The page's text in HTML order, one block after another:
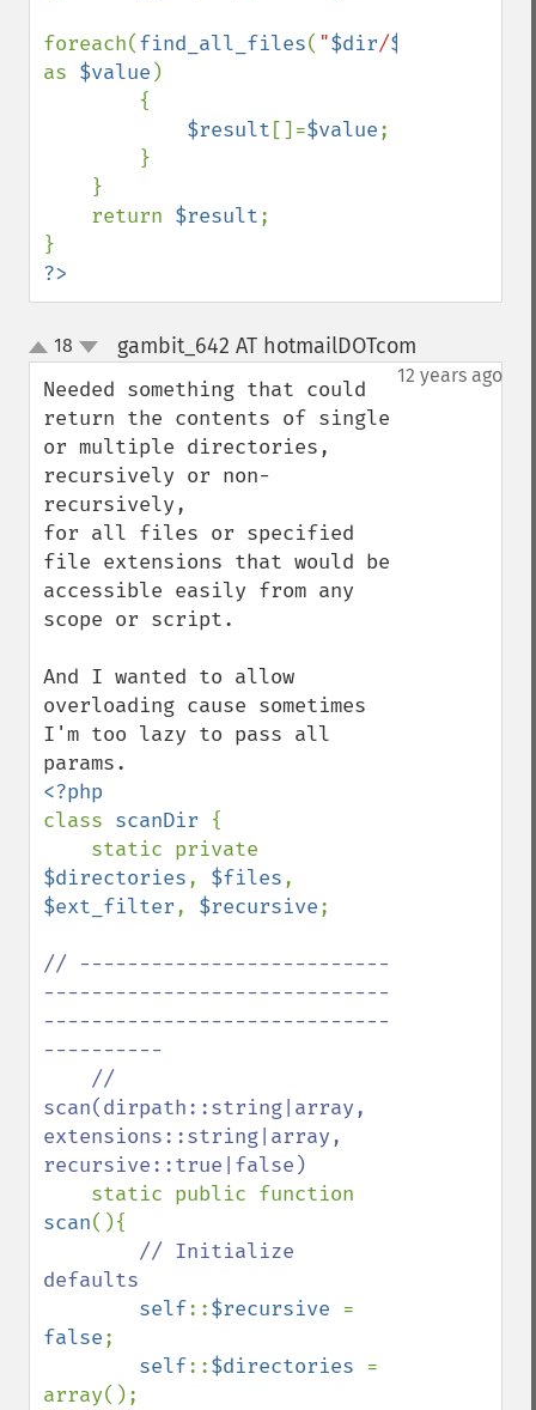
foreach(find_all_files( "$dir/$value
as $value )
$result []=$value;
    return
$result;
?>
up
down
18 gambit_642 AT hotmailDOTcom
12 years ago
Needed something that could
return the contents of single
or multiple directories,
recursively or non-
recursively,
for all files or specified
file extensions that would be
accessible easily from any
scope or script.
And I wanted to allow
overloading cause sometimes
I'm too lazy to pass all
class scanDir {
$directories, $files
$ext_filter, $recursive;
// --------------------------
-----------------------------
-----------------------------
----------
scan(dirpath::string|array,
extensions::string|array,
recursive::true|false)
scan(){
// Initialize
defaults
self::$recursive
false;
self::$directories =
array();